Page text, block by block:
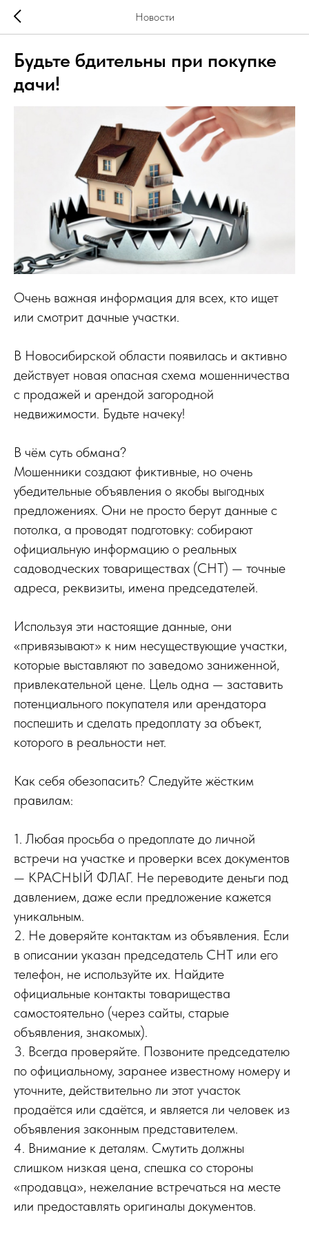
Новости
Будьте бдительны при покупке
дачи!
Очень важная информация для всех, кто ищет
или смотрит дачные участки.
В Новосибирской области появилась и активно
действует новая опасная схема мошенничества
с продажей и арендой загородной
недвижимости. Будьте начеку!
В чём суть обмана?
Мошенники создают фиктивные, но очень
убедительные объявления о якобы выгодных
предложениях. Они не просто берут данные с
потолка, а проводят подготовку: собирают
официальную информацию о реальных
садоводческих товариществах (СНТ) — точные
адреса, реквизиты, имена председателей.
Используя эти настоящие данные, они
«привязывают» к ним несуществующие участки,
которые выставляют по заведомо заниженной,
привлекательной цене. Цель одна — заставить
потенциального покупателя или арендатора
поспешить и сделать предоплату за объект,
которого в реальности нет.
Как себя обезопасить? Следуйте жёстким
правилам:
1. Любая просьба о предоплате до личной
встречи на участке и проверки всех документов
— КРАСНЫЙ ФЛАГ. Не переводите деньги под
давлением, даже если предложение кажется
уникальным.
2. Не доверяйте контактам из объявления. Если
в описании указан председатель СНТ или его
телефон, не используйте их. Найдите
официальные контакты товарищества
самостоятельно (через сайты, старые
объявления, знакомых).
3. Всегда проверяйте. Позвоните председателю
по официальному, заранее известному номеру и
уточните, действительно ли этот участок
продаётся или сдаётся, и является ли человек из
объявления законным представителем.
4. Внимание к деталям. Смутить должны
слишком низкая цена, спешка со стороны
«продавца», нежелание встречаться на месте
или предоставлять оригиналы документов.